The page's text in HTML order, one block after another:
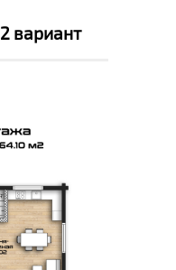
2 вариант